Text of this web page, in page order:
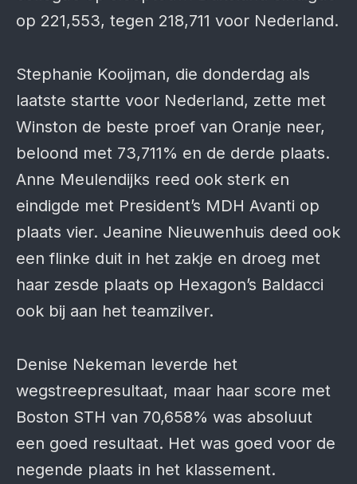
op 221,553, tegen 218,711 voor Nederland.
Stephanie Kooijman, die donderdag als
laatste startte voor Nederland, zette met
Winston de beste proef van Oranje neer,
beloond met 73,711% en de derde plaats.
Anne Meulendijks reed ook sterk en
eindigde met President’s MDH Avanti op
plaats vier. Jeanine Nieuwenhuis deed ook
een flinke duit in het zakje en droeg met
haar zesde plaats op Hexagon’s Baldacci
ook bij aan het teamzilver.
Denise Nekeman leverde het
wegstreepresultaat, maar haar score met
Boston STH van 70,658% was absoluut
een goed resultaat. Het was goed voor de
negende plaats in het klassement.